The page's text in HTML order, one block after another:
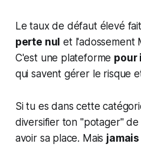
Le taux de défaut élevé
perte nul et l'adossement
C'est une plateforme pour
qui savent gérer le risque
Si tu es dans cette
diversifier ton "potager"
avoir sa place. Mais